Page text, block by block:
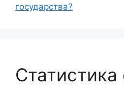
государства?
Статистика